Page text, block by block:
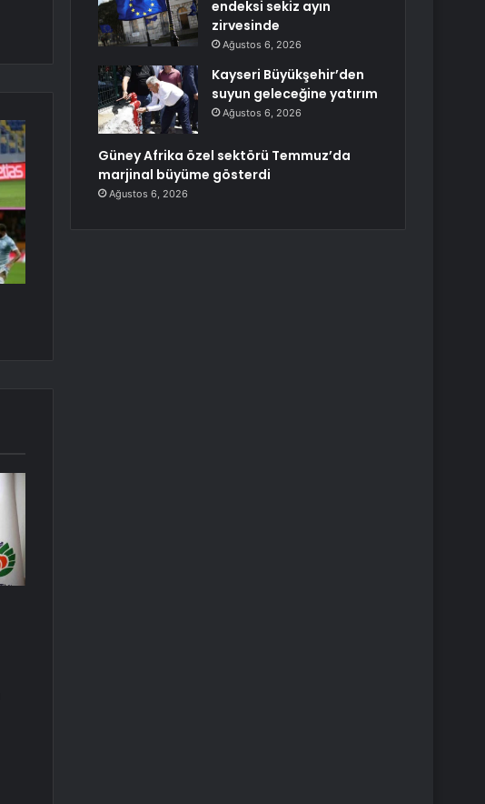
endeksi sekiz ayın
zirvesinde
Ağustos 6, 2026
Kayseri Büyükşehir’den
suyun geleceğine yatırım
Ağustos 6, 2026
Güney Afrika özel sektörü Temmuz’da
marjinal büyüme gösterdi
Ağustos 6, 2026